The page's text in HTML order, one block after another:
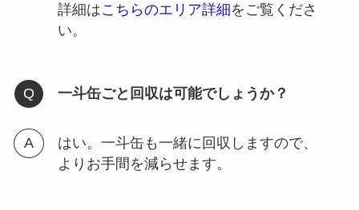
詳細はこちらのエリア詳細をご覧くださ
い。
一斗缶ごと回収は可能でしょうか？
はい。一斗缶も一緒に回収しますので、
よりお手間を減らせます。